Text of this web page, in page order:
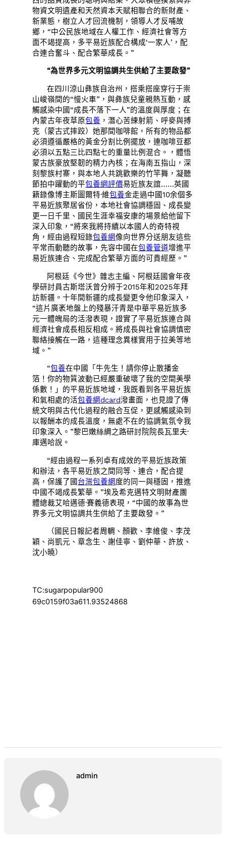
物資文明遺產和天然資本天賦相聯合的新財產、
新業態，樹立人才回流機制，領導人才反哺故
鄉，“中公民族地域在人權工作、經濟社會等方
面不竭提高，多平易近族配合構成‘一家人’，配
合連合奮斗、配合繁華成長。”
“為世界多元文明協調共生供給了主要啟發”
在四川涼山彝族自治州，搭乘搭座穿行于崇
山峻嶺間的“慢火車”，與彝族兒童親熱互動，感
觸感染中國“成長不落下一人”的溫度與厚度；在
內蒙古年夜草原包養 ，潛心苦練射箭、呼麥與搏
克（蒙古式摔跤）她那間咖啡館，所有的物品都
必須遵循嚴格的黃金分割比例擺放，連咖啡豆都
必須以五點三比四點七的重量比例混合。，體悟
蒙古族豪放堅韌的精力內核；在海南五指山，深
刻黎族村寨，與本地人共跳歡樂的竹竿舞，凝聽
節拍中躍動的平包養網評價易近族友誼……英國
籍錄像博主斯圖爾特·維包養金走過中國10余個多
平易近族聚居省份，本地社會協調穩固、成長變
更一日千里、國民生涯幸福安康的場景給他留下
深入印象，“將來我將持續以本國人的奇特視
角，經由過程短錄包養網像向世界分送朋友這些
平常而動聽的故事，先容中國在包養管道增進平
易近族連合、完成配合繁華方面的可貴經歷。”
阿根廷《今世》雜志主編、阿根廷國會年夜
學研討員古斯塔沃曾分辨于2015年和2025年拜
訪新疆。十年間新疆的成長變更令他印象深入，
“這片廣袤地盤上的殘暴汗青是中華平易近族多
元一體魄局的活潑表現，證實了平易近族連合與
經濟社會成長相反相成。將成長與社會協調慎密
聯絡接觸在一路，這種理念異樣實用于拉美等地
域。”
“包養在中國「牛先生！請你停止散播金
箔！你的物質波動已經嚴重破壞了我的空間美學
係數！」的平易近族地域，我既看到各平易近族
和氣相處的活包養網dcard潑畫面，也見證了傳
統文明與古代化過程的融合互促，更感觸感染到
以報酬本的成長溫度，無處不在的協調氣氛令我
印象深入。”黎巴嫩絲綢之路研討院院長瓦里夫·
庫邁哈說。
“經由過程一系列卓有成效的平易近族政策
和辦法，各平易近族之間同等、連合，配合提
高，保護了國台灣包養網度的同一與穩固，推進
中國不竭成長繁華。”埃及希克邁特文明財產團
體總裁艾哈邁德·賽義德表現，“中國的故事為世
界多元文明協調共生供給了主要啟發。”
（國民日報記者周輖、顏歡、李維俊、李茂
穎、尚凱元、章念生、謝佳寧、劉仲華、許放、
沈小曉）
TC:sugarpopular900
69c0159f03a611.93524868
admin